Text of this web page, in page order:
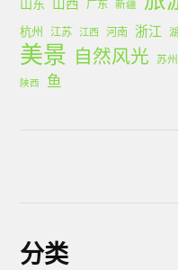
山东 广东 新疆
杭州 江苏 江西 河南 浙江
美景 自然风光 苏州
陕西 鱼
分类